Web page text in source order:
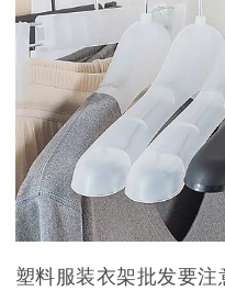
塑料服装衣架批发要注